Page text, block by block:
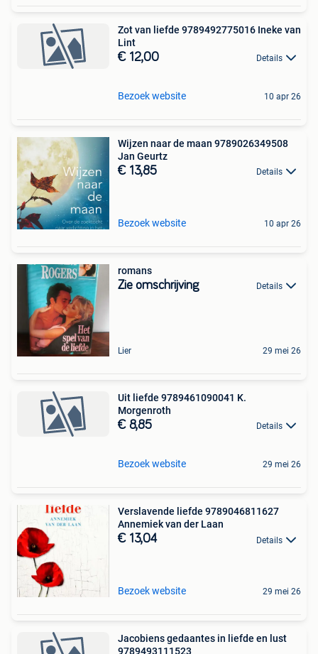
Zot van liefde 9789492775016 Ineke van
Lint
€ 12,00 Details
Bezoek website 10 apr 26
Wijzen naar de maan 9789026349508
Jan Geurtz
€ 13,85 Details
Bezoek website 10 apr 26
romans
Zie omschrijving Details
Lier 29 mei 26
Uit liefde 9789461090041 K.
Morgenroth
€ 8,85 Details
Bezoek website 29 mei 26
Verslavende liefde 9789046811627
Annemiek van der Laan
€ 13,04 Details
Bezoek website 29 mei 26
Jacobiens gedaantes in liefde en lust
9789493111523